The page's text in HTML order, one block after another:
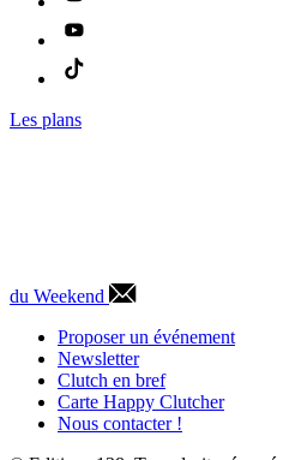
Les plans
du Weekend
Proposer un événement
Newsletter
Clutch en bref
Carte Happy Clutcher
Nous contacter !